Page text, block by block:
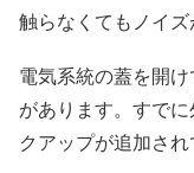
触らなくてもノイズ
電気系統の蓋を開
があります。すで
クアップが追加され